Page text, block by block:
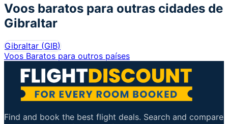
Voos baratos para outras cidades de
Gibraltar
Gibraltar (GIB)
Voos Baratos para outros países
Find and book the best flight deals. Search and compare